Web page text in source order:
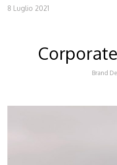
8 Luglio 2021
Brand